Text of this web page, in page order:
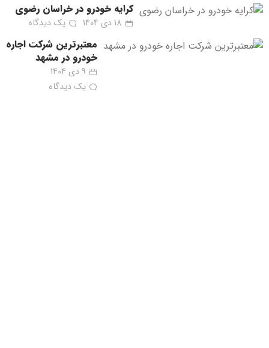
کرایه خودرو در خراسان رضوی
18 دی 1404 یک دیدگاه
معتبرترین شرکت اجاره
خودرو در مشهد
9 دی 1404
یک دیدگاه